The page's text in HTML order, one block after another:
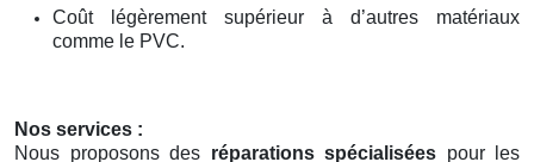
Coût légèrement supérieur à d’autres matériaux
comme le PVC.
Nos services :
Nous proposons des réparations spécialisées pour les